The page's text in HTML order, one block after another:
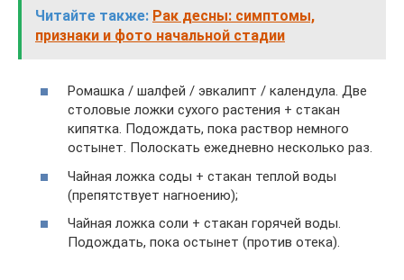
Читайте также: Рак десны: симптомы,
признаки и фото начальной стадии
Ромашка / шалфей / эвкалипт / календула. Две
столовые ложки сухого растения + стакан
кипятка. Подождать, пока раствор немного
остынет. Полоскать ежедневно несколько раз.
Чайная ложка соды + стакан теплой воды
(препятствует нагноению);
Чайная ложка соли + стакан горячей воды.
Подождать, пока остынет (против отека).